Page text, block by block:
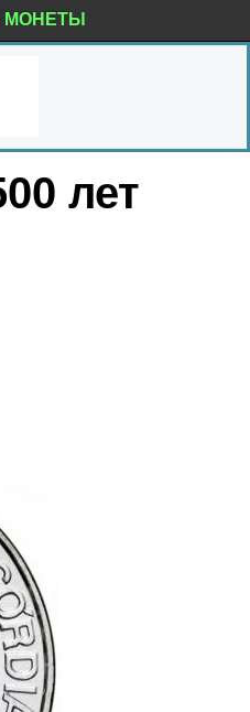
МОНЕТЫ
лет